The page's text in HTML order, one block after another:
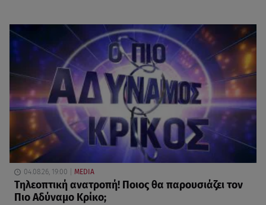
04.08.26, 19:00 MEDIA
Τηλεοπτική ανατροπή! Ποιος θα παρουσιάζει τον
Πιο Αδύναμο Κρίκο;